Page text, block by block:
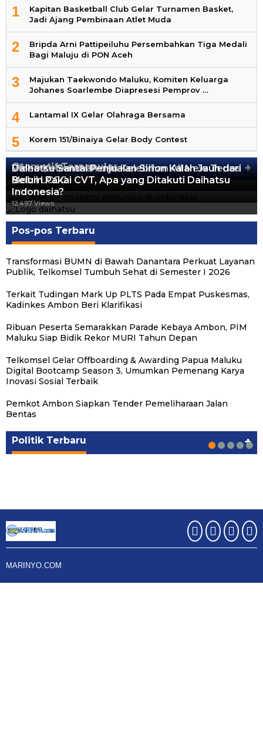
1
Kapitan Basketball Club Gelar Turnamen Basket,
Jadi Ajang Pembinaan Atlet Muda
2
Bripda Arni Pattipeiluhu Persembahkan Tiga Medali
Bagi Maluju di PON Aceh
3
Majukan Taekwondo Maluku, Komiten Keluarga
Johanes Soarlembe Diapresesi Pemprov …
4 Lantamal IX Gelar Olahraga Bersama
5 Korem 151/Binaiya Gelar Body Contest
Otomotif Terpopuler +
Video Kelemahan dan Kelebihan All New Terios
13.422 Views
Daihatsu Santai Penjualan Sirion Kalah Jauh dari
Mobil LCGC
12.559 Views
Belum Pakai CVT, Apa yang Ditakuti Daihatsu
Indonesia?
12.497 Views
Pos-pos Terbaru
Transformasi BUMN di Bawah Danantara Perkuat Layanan
Publik, Telkomsel Tumbuh Sehat di Semester I 2026
Terkait Tudingan Mark Up PLTS Pada Empat Puskesmas,
Kadinkes Ambon Beri Klarifikasi
Ribuan Peserta Semarakkan Parade Kebaya Ambon, PIM
Maluku Siap Bidik Rekor MURI Tahun Depan
Telkomsel Gelar Offboarding & Awarding Papua Maluku
Digital Bootcamp Season 3, Umumkan Pemenang Karya
Inovasi Sosial Terbaik
Pemkot Ambon Siapkan Tender Pemeliharaan Jalan
Bentas
Politik Terbaru +
Michael Wattimena : Blok Masela Mulai
Politik | Juni 24, 2026
Putra Maluku Pimpin Penegakan Hukum ESDM,
Politik | Juni 24, 2026
Milad ke-24 PKS Maluku, Ratusan Warga
Politik | Mei 17, 2026
PKS Targetkan Peningkatan Kursi Legislatif
Politik | Agustus 24, 2025
Gubernur Maluku Harap PKS Terus
Politik | Agustus 24, 2025
MARINYO.COM